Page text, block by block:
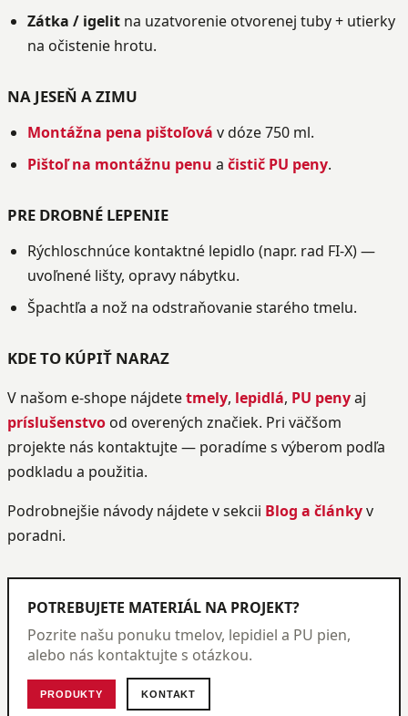
Zátka / igelit na uzatvorenie otvorenej tuby + utierky
na očistenie hrotu.
NA JESEŇ A ZIMU
Montážna pena pištoľová v dóze 750 ml.
Pištoľ na montážnu penu ačistič PU peny.
PRE DROBNÉ LEPENIE
Rýchloschnúce kontaktné lepidlo (napr. rad FI-X) —
uvoľnené lišty, opravy nábytku.
Špachtľa a nož na odstraňovanie starého tmelu.
KDE TO KÚPIŤ NARAZ
V našom e-shope nájdetetmely, lepidlá, PU penyaj
príslušenstvo od overených značiek. Pri väčšom
projekte nás kontaktujte — poradíme s výberom podľa
podkladu a použitia.
Podrobnejšie návody nájdete v sekcii Blog a článkyv
poradni.
POTREBUJETE MATERIÁL NA PROJEKT?
Pozrite našu ponuku tmelov, lepidiel a PU pien,
alebo nás kontaktujte s otázkou.
PRODUKTY KONTAKT